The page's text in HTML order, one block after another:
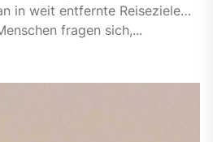
in weit entfernte Reiseziele
fragen sich,...